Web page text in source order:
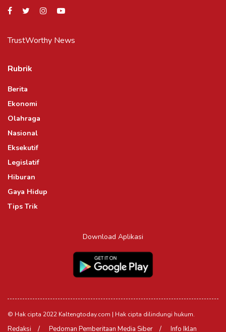
TrustWorthy News
Rubrik
Berita
Ekonomi
Olahraga
Nasional
Eksekutif
Legislatif
Hiburan
Gaya Hidup
Tips Trik
Download Aplikasi
© Hak cipta 2022 Kaltengtoday.com | Hak cipta dilindungi hukum.
Redaksi Pedoman Pemberitaan Media Siber Info Iklan